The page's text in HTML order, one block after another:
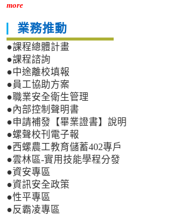
more
業務推動
●課程總體計畫
●課程諮詢
●中途離校填報
●員工協助方案
●職業安全衛生管理
●內部控制聲明書
●申請補發【畢業證書】說明
●螺聲校刊電子報
●西螺農工教育儲蓄402專戶
●雲林區-實用技能學程分發
●資安專區
●資訊安全政策
●性平專區
●反霸凌專區